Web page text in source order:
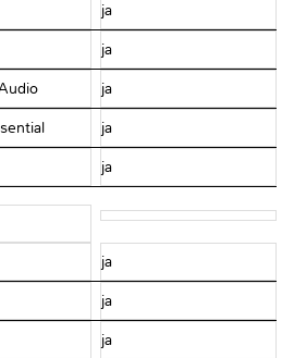
ja
ja
ja
ja
ja
ja
ja
ja